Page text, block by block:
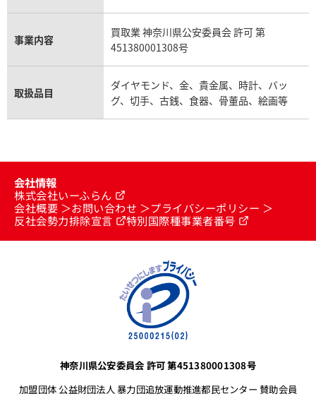
事業内容
買取業 神奈川県公安委員会 許可 第
451380001308号
取扱品目
ダイヤモンド、金、貴金属、時計、バッ
グ、切手、古銭、食器、骨董品、絵画等
会社情報
株式会社いーふらん
会社概要
お問い合わせ
プライバシーポリシー
反社会勢力排除宣言
特別国際種事業者番号
神奈川県公安委員会 許可 第451380001308号
加盟団体 公益財団法人 暴力団追放運動推進都民センター 賛助会員